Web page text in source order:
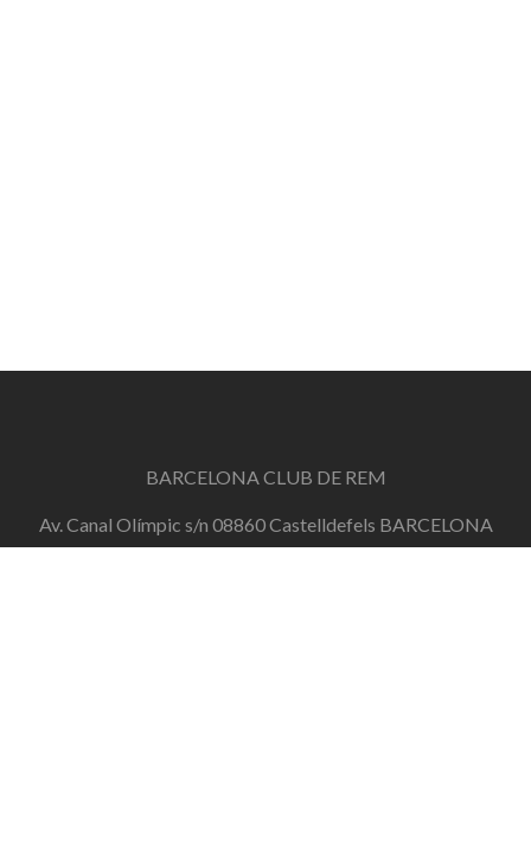
BARCELONA CLUB DE REM
Av. Canal Olímpic s/n 08860 Castelldefels BARCELONA